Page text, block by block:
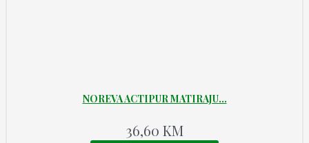
NOREVA ACTIPUR MATIRAJU...
36,60 KM